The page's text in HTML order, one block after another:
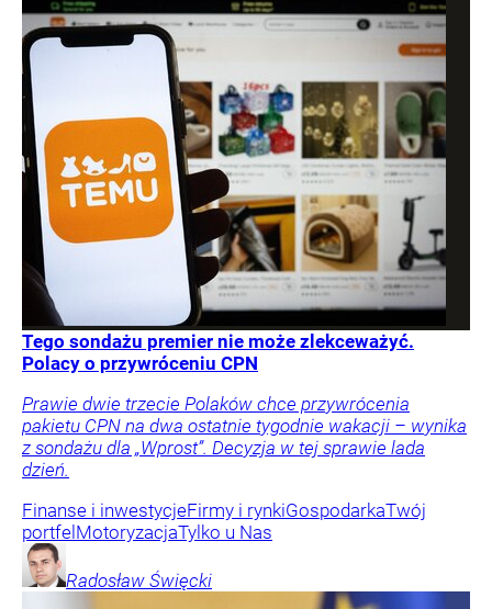
Tego sondażu premier nie może zlekceważyć.
Polacy o przywróceniu CPN
Prawie dwie trzecie Polaków chce przywrócenia
pakietu CPN na dwa ostatnie tygodnie wakacji – wynika
z sondażu dla „Wprost”. Decyzja w tej sprawie lada
dzień.
Finanse i inwestycjeFirmy i rynkiGospodarkaTwój
portfel MotoryzacjaTylko u Nas
Radosław Święcki